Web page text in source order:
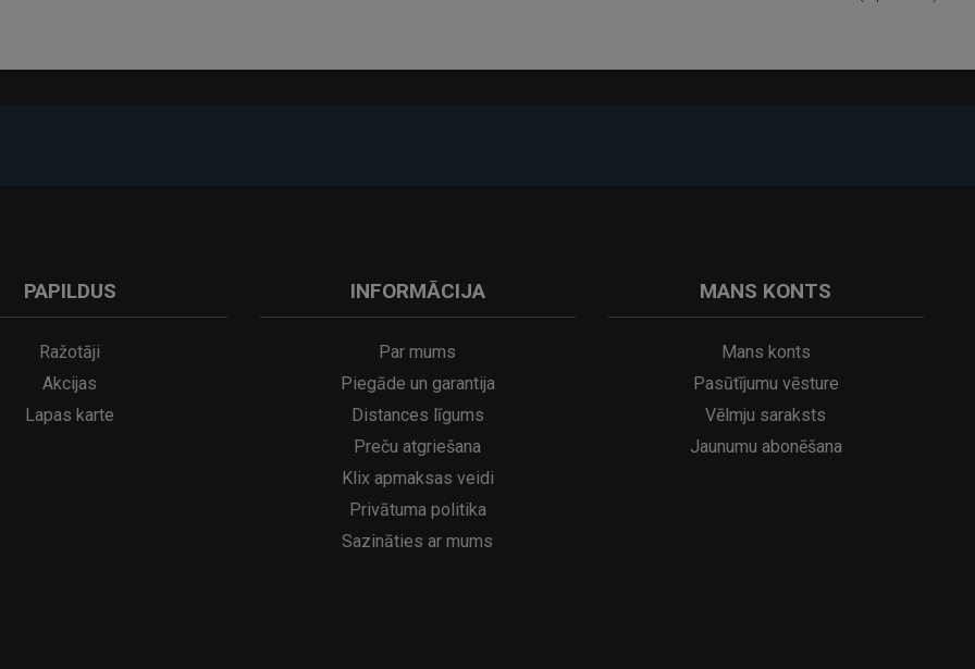
PAPILDUS
Ražotāji
Akcijas
Lapas karte
INFORMĀCIJA
Par mums
Piegāde un garantija
Distances līgums
Preču atgriešana
Klix apmaksas veidi
Privātuma politika
Sazināties ar mums
MANS KONTS
Mans konts
Pasūtījumu vēsture
Vēlmju saraksts
Jaunumu abonēšana